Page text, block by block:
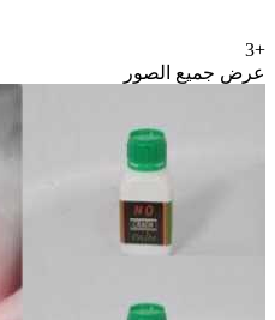
+3
عرض جميع الصور